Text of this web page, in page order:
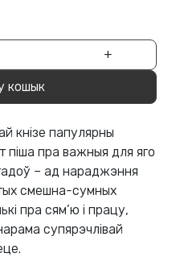
+
кошык
кнізе папулярны
піша пра важныя для яго
– ад нараджэння
смешна-сумных
пра сям’ю і працу,
супярэчлівай